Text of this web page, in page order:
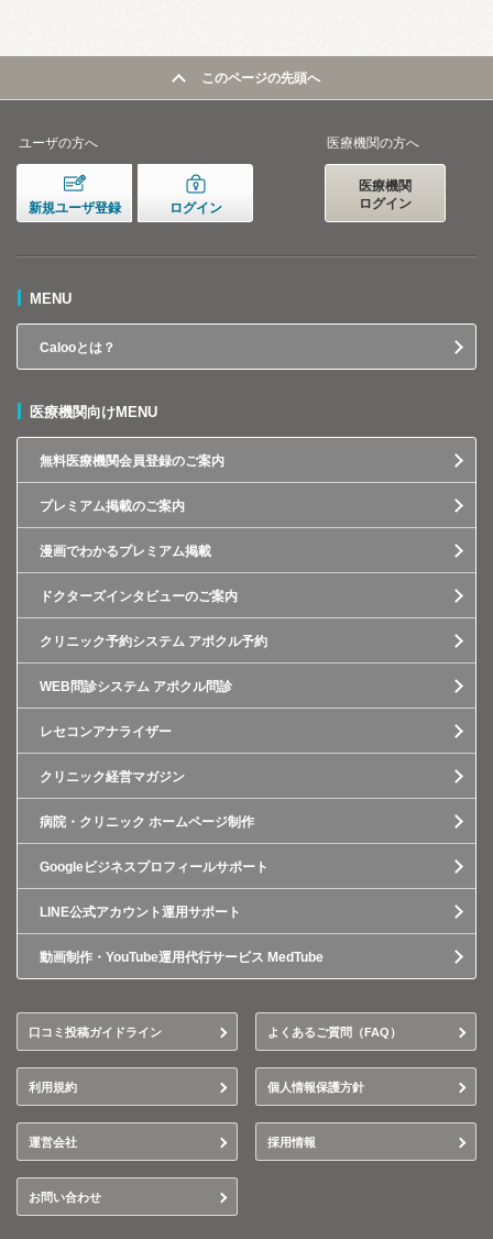
このページの先頭へ
ユーザの方へ
新規ユーザ登録 ログイン
医療機関の方へ
医療機関
ログイン
MENU
Calooとは？
医療機関向けMENU
無料医療機関会員登録のご案内
プレミアム掲載のご案内
漫画でわかるプレミアム掲載
ドクターズインタビューのご案内
クリニック予約システム アポクル予約
WEB問診システム アポクル問診
レセコンアナライザー
クリニック経営マガジン
病院・クリニック ホームページ制作
Googleビジネスプロフィールサポート
LINE公式アカウント運用サポート
動画制作・YouTube運用代行サービス MedTube
口コミ投稿ガイドライン よくあるご質問（FAQ）
利用規約 個人情報保護方針
運営会社 採用情報
お問い合わせ